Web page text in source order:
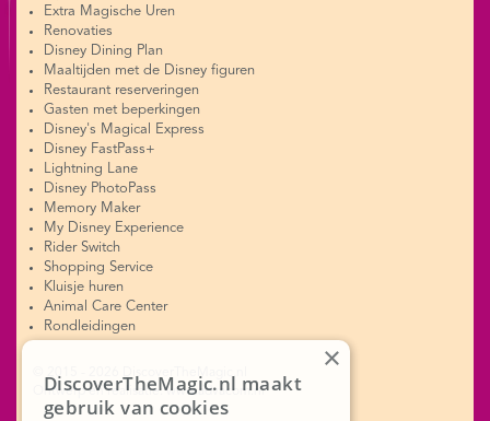
Extra Magische Uren
Renovaties
Disney Dining Plan
Maaltijden met de Disney figuren
Restaurant reserveringen
Gasten met beperkingen
Disney's Magical Express
Disney FastPass+
Lightning Lane
Disney PhotoPass
Memory Maker
My Disney Experience
Rider Switch
Shopping Service
Kluisje huren
Animal Care Center
Rondleidingen
Ontwerp en realisatie: www.advacom.nl
DiscoverTheMagic.nl maakt
gebruik van cookies
×